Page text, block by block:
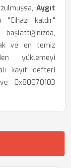
Aygıt
kaldır"
ve en temiz
yüklemeyi
kayıt defteri
0x80070103